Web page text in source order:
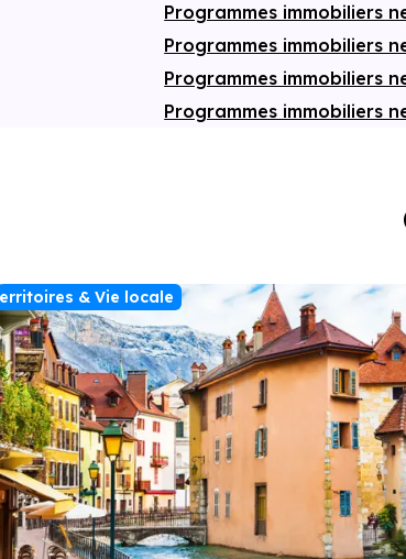
Programmes immobiliers
Programmes immobiliers
Programmes immobiliers
Programmes immobiliers
& Vie locale